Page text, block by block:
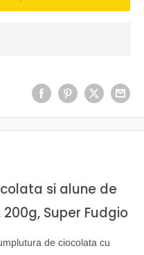
si alune de
Super Fudgio
de ciocolata cu